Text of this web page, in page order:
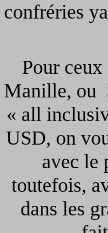
confréries
Pour
Manille, ou
« all
USD, on
avec le
toutefois,
dans les